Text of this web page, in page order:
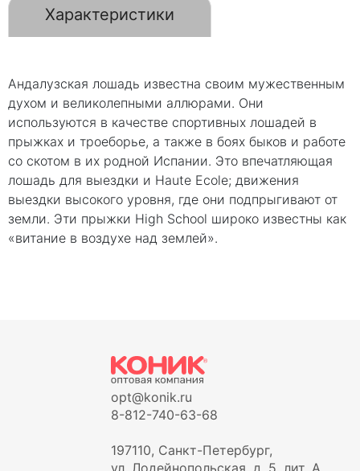
Характеристики
Андалузская лошадь известна своим мужественным
духом и великолепными аллюрами. Они
используются в качестве спортивных лошадей в
прыжках и троеборье, а также в боях быков и работе
со скотом в их родной Испании. Это впечатляющая
лошадь для выездки и Haute Ecole; движения
выездки высокого уровня, где они подпрыгивают от
земли. Эти прыжки High School широко известны как
«витание в воздухе над землей».
opt@konik.ru
8-812-740-63-68
197110, Санкт-Петербург,
ул. Лодейнопольская, д. 5, лит. А,